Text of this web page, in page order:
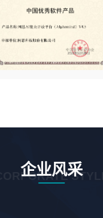
企业风采
CORPORATE STYLE